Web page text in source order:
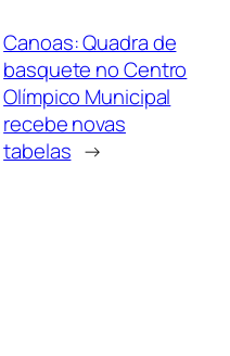
Canoas: Quadra de
basquete no Centro
Olímpico Municipal
recebe novas
tabelas →